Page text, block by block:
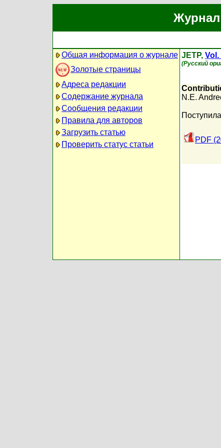
Журнал
Общая информация о журнале
Золотые страницы
Адреса редакции
Содержание журнала
Сообщения редакции
Правила для авторов
Загрузить статью
Проверить статус статьи
JETP, Vol.
(Русский
N.E.
PDF